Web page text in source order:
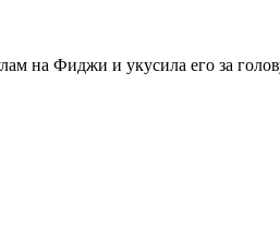
на Фиджи и укусила его за